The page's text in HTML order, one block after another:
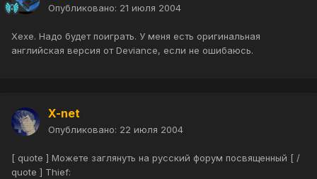
Опубликовано: 21 июля 2004
Хехе. Надо будет поиграть. У меня есть оригинальная
английская версия от Deviance, если не ошибаюсь.
X-net
Опубликовано: 22 июля 2004
[ quote ] Можете заглянуть на русский форум посвященный [ /
quote ] Thief: